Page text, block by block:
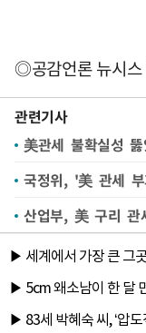
◎공감언론 뉴시스
관련기사